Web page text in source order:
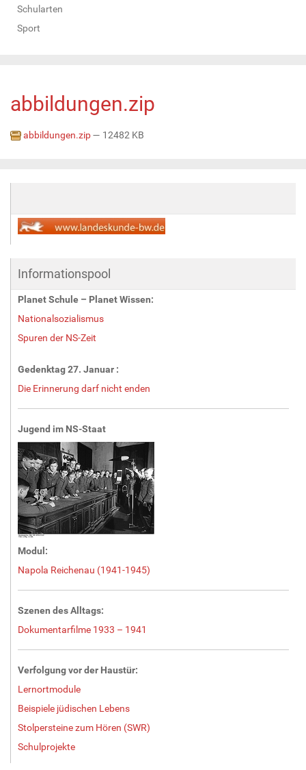
Schularten
Sport
abbildungen.zip
abbildungen.zip— 12482 KB
Informationspool
Planet Schule – Planet Wissen:
Nationalsozialismus
Spuren der NS-Zeit
Gedenktag 27. Januar :
Die Erinnerung darf nicht enden
Jugend im NS-Staat
Modul:
Napola Reichenau (1941-1945)
Szenen des Alltags:
Dokumentarfilme 1933 – 1941
Verfolgung vor der Haustür:
Lernortmodule
Beispiele jüdischen Lebens
Stolpersteine zum Hören (SWR)
Schulprojekte